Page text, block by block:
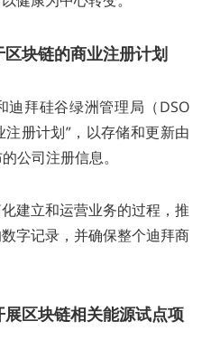
块链的商业注册计划
迪拜硅谷绿洲管理局（DSO
册计划”，以存储和更新由
公司注册信息。
建立和运营业务的过程，推
字记录，并确保整个迪拜商
区块链相关能源试点项